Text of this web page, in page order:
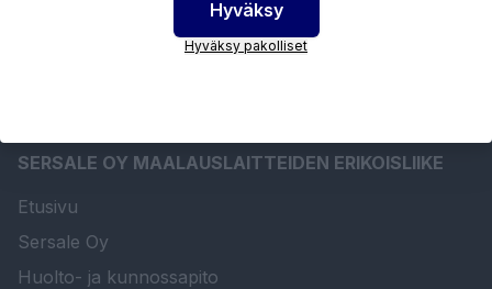
SERSALE OY MAALAUSLAITTEIDEN ERIKOISLIIKE
Etusivu
Sersale Oy
Huolto- ja kunnossapito
Hyväksy
Hyväksy pakolliset